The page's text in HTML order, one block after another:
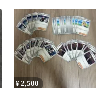
ミラー
¥2,500